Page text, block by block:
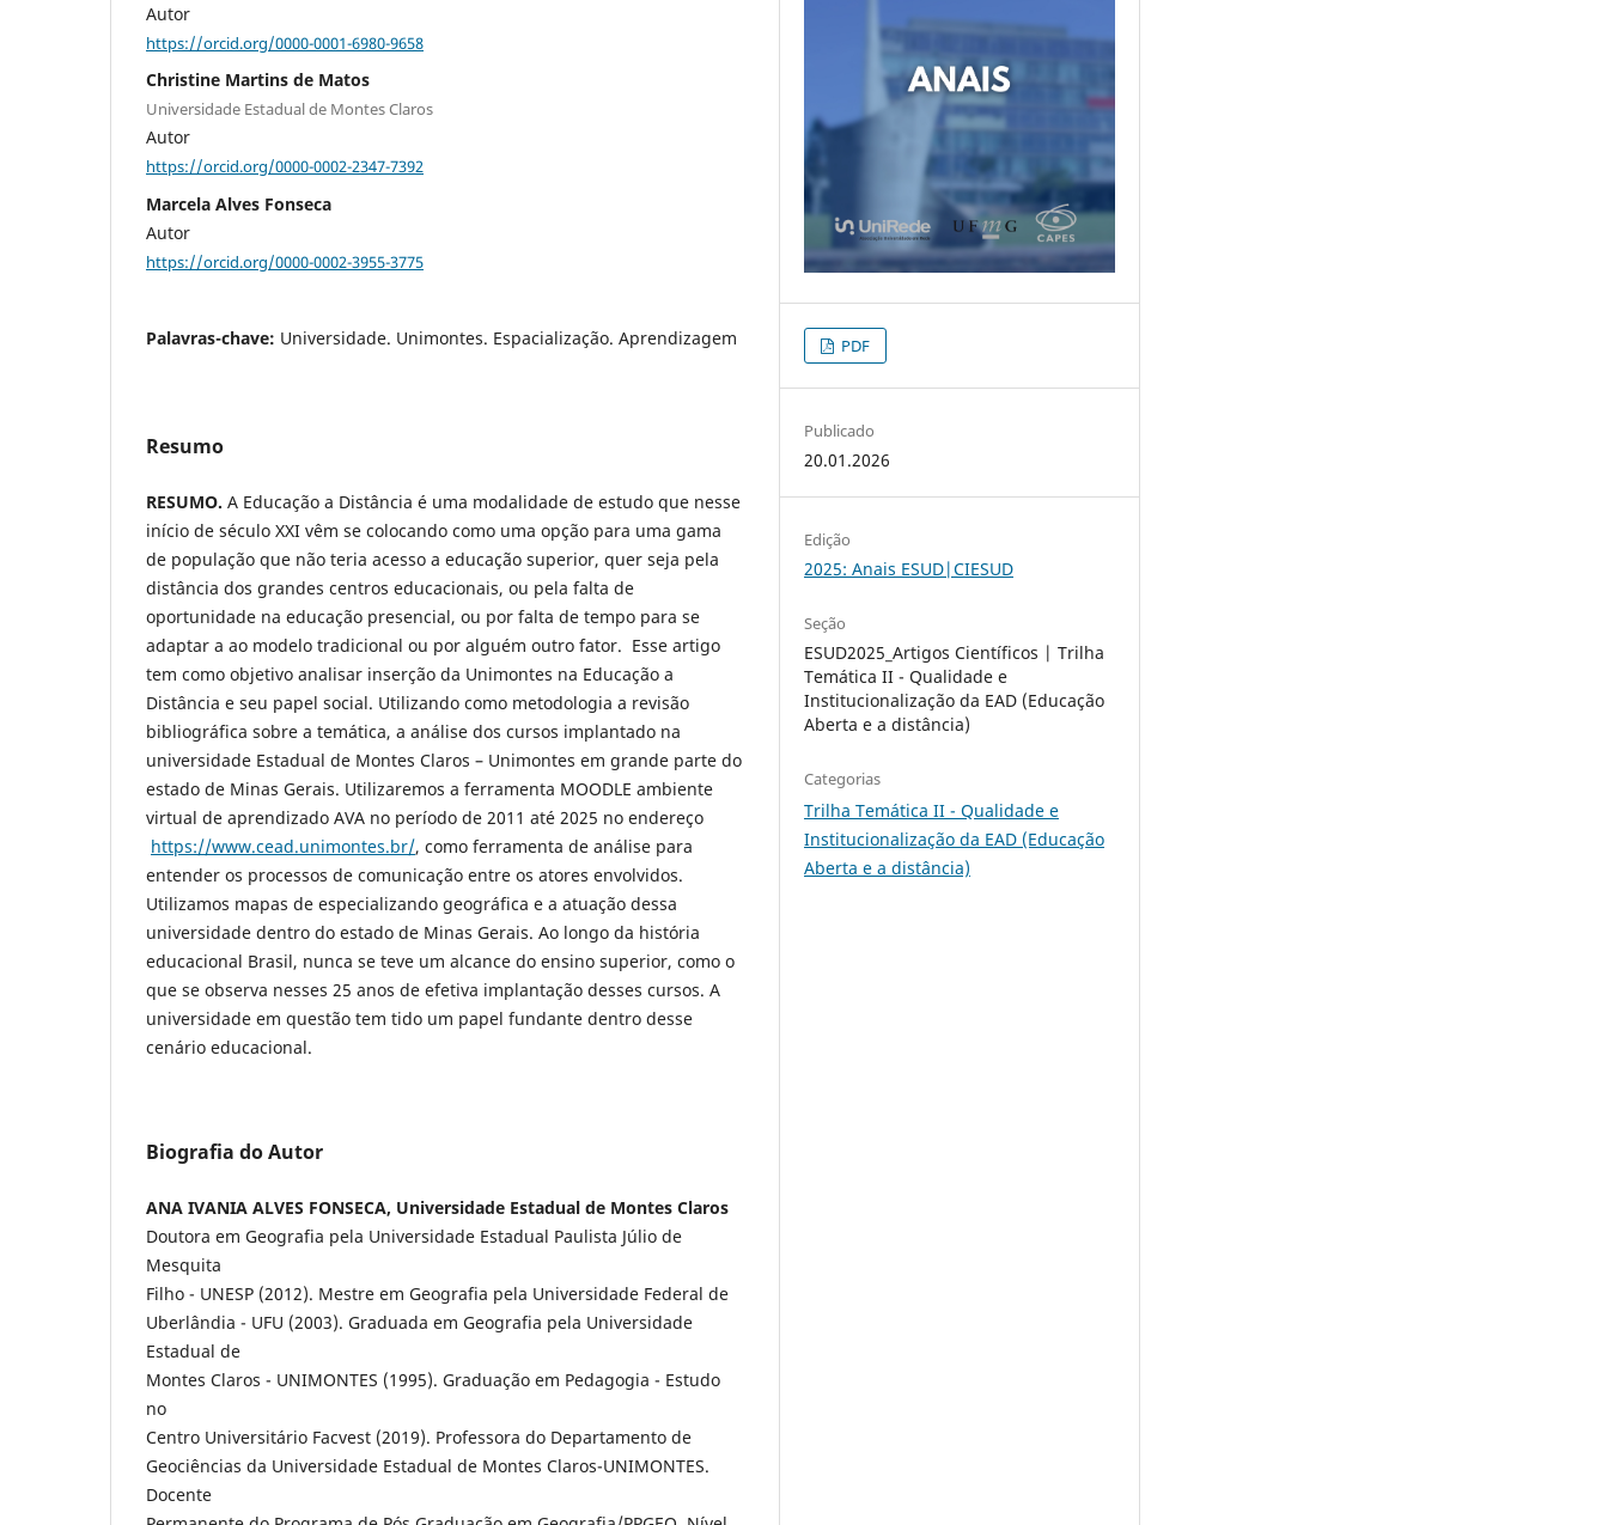
Autor
https://orcid.org/0000-0001-6980-9658
Christine Martins de Matos
Universidade Estadual de Montes Claros
Autor
https://orcid.org/0000-0002-2347-7392
Marcela Alves Fonseca
Autor
https://orcid.org/0000-0002-3955-3775
Palavras-chave: Universidade. Unimontes. Espacialização. Aprendizagem
Resumo
RESUMO. A Educação a Distância é uma modalidade de estudo que nesse
início de século XXI vêm se colocando como uma opção para uma gama
de população que não teria acesso a educação superior, quer seja pela
distância dos grandes centros educacionais, ou pela falta de
oportunidade na educação presencial, ou por falta de tempo para se
adaptar a ao modelo tradicional ou por alguém outro fator. Esse artigo
tem como objetivo analisar inserção da Unimontes na Educação a
Distância e seu papel social. Utilizando como metodologia a revisão
bibliográfica sobre a temática, a análise dos cursos implantado na
universidade Estadual de Montes Claros – Unimontes em grande parte do
estado de Minas Gerais. Utilizaremos a ferramenta MOODLE ambiente
virtual de aprendizado AVA no período de 2011 até 2025 no endereço
https://www.cead.unimontes.br/, como ferramenta de análise para
entender os processos de comunicação entre os atores envolvidos.
Utilizamos mapas de especializando geográfica e a atuação dessa
universidade dentro do estado de Minas Gerais. Ao longo da história
educacional Brasil, nunca se teve um alcance do ensino superior, como o
que se observa nesses 25 anos de efetiva implantação desses cursos. A
universidade em questão tem tido um papel fundante dentro desse
cenário educacional.
Biografia do Autor
ANA IVANIA ALVES FONSECA, Universidade Estadual de Montes Claros
Doutora em Geografia pela Universidade Estadual Paulista Júlio de
Mesquita
Filho - UNESP (2012). Mestre em Geografia pela Universidade Federal de
Uberlândia - UFU (2003). Graduada em Geografia pela Universidade
Estadual de
Montes Claros - UNIMONTES (1995). Graduação em Pedagogia - Estudo
no
Centro Universitário Facvest (2019). Professora do Departamento de
Geociências da Universidade Estadual de Montes Claros-UNIMONTES.
Docente
PDF
Publicado
20.01.2026
Edição
2025: Anais ESUD|CIESUD
Seção
ESUD2025_Artigos Científicos | Trilha
Temática II - Qualidade e
Institucionalização da EAD (Educação
Aberta e a distância)
Categorias
Trilha Temática II - Qualidade e
Institucionalização da EAD (Educação
Aberta e a distância)